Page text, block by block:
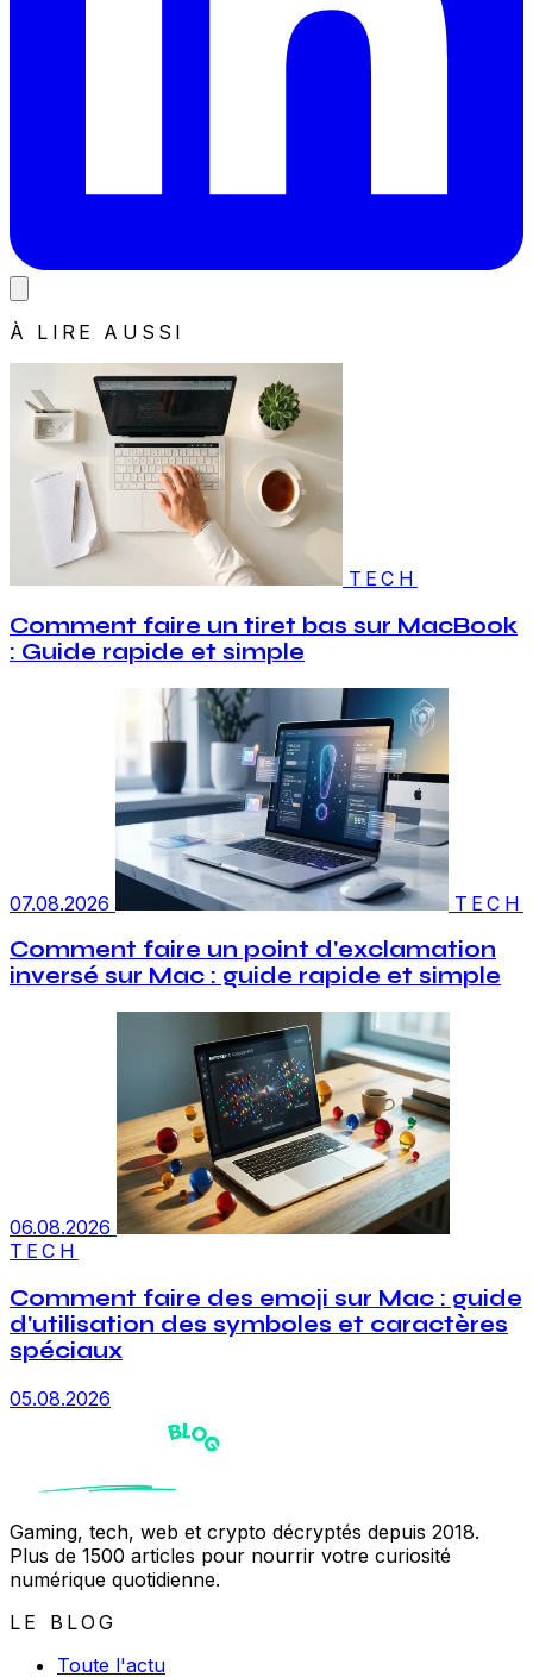
À LIRE AUSSI
TECH
Comment faire un tiret bas sur MacBook
: Guide rapide et simple
07.08.2026 TECH
Comment faire un point d'exclamation
inversé sur Mac : guide rapide et simple
06.08.2026
TECH
Comment faire des emoji sur Mac : guide
d'utilisation des symboles et caractères
spéciaux
05.08.2026
Gaming, tech, web et crypto décryptés depuis 2018.
Plus de 1500 articles pour nourrir votre curiosité
numérique quotidienne.
LE BLOG
Toute l'actu